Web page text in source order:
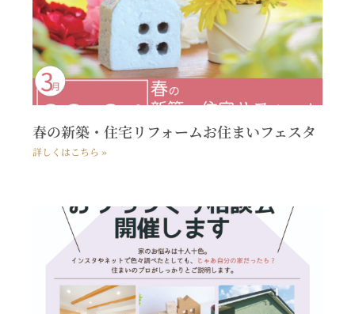
春の新築・住宅リフォームお住まいフェスタ
詳しくはこちら »